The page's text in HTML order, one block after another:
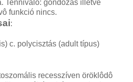
Tennivaló: gondozás illetve
funkció nincs.
:
c. polycisztás (adult típus)
recesszíven öröklôdô